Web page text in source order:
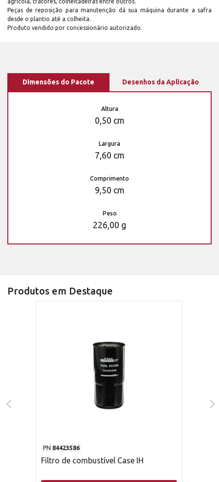
agrícola, tratores, colheitadeiras entre outros.
Peças de reposição para manutenção dá sua máquina durante a safra
desde o plantio até a colheita.
Produto vendido por concessionário autorizado.
Dimensões do Pacote Desenhos da Aplicação
Altura
0,50 cm
Largura
7,60 cm
Comprimento
9,50 cm
Peso
226,00 g
Produtos em Destaque
PN 84423586
Filtro de combustível Case IH